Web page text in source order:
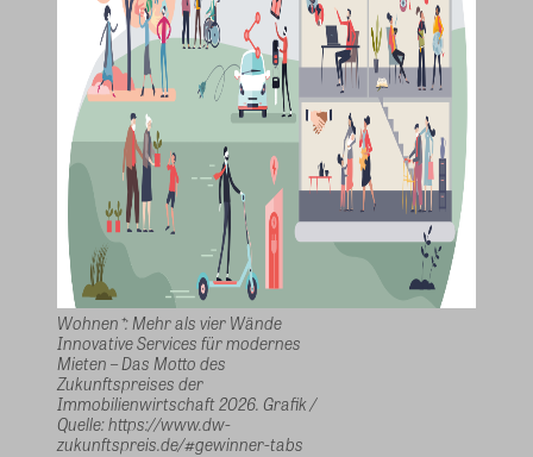
Wohnen⁺: Mehr als vier Wände
Innovative Services für modernes
Mieten – Das Motto des
Zukunftspreises der
Immobilienwirtschaft 2026. Grafik /
Quelle: https://www.dw-
zukunftspreis.de/#gewinner-tabs